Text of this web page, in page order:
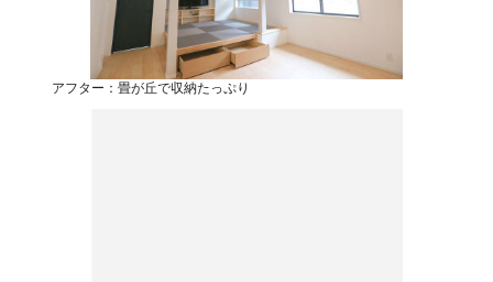
アフター：畳が丘で収納たっぷり